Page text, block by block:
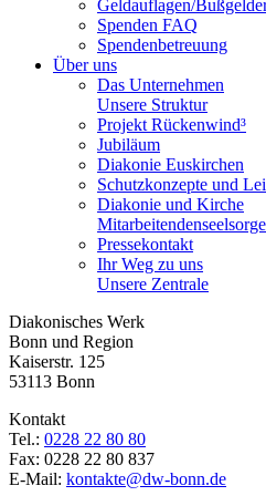
Geldauflagen/
Spenden FAQ
Spendenbetreuung
Über uns
Das Unternehmen
Unsere Struktur
Projekt Rückenwind³
Jubiläum
Diakonie Euskirchen
Schutzkonzepte und
Diakonie und Kirche
Pressekontakt
Ihr Weg zu uns
Unsere Zentrale
Diakonisches Werk
Bonn und Region
Kaiserstr. 125
53113 Bonn
Kontakt
Tel.: 0228 22 80 80
Fax: 0228 22 80 837
E-Mail: kontakte@dw-bonn.de